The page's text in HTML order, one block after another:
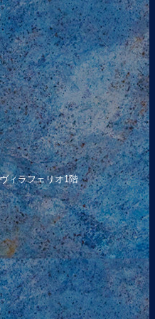
ィラフェリオ1階